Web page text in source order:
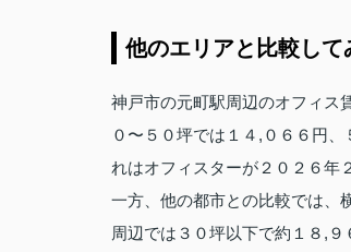
他のエリアと比較し
神戸市の元町駅周辺のオフィス
０〜５０坪では１４,０６６円
れはオフィスターが２０２６年
一方、他の都市との比較では、
周辺では３０坪以下で約１８,